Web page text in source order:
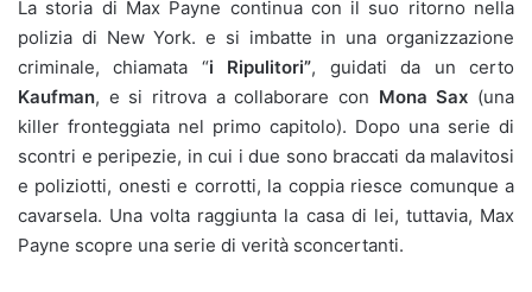
La storia di Max Payne continua con il suo ritorno nella
polizia di New York. e si imbatte in una organizzazione
criminale, chiamata “i Ripulitori”, guidati da un certo
Kaufman, e si ritrova a collaborare con Mona Sax (una
killer fronteggiata nel primo capitolo). Dopo una serie di
scontri e peripezie, in cui i due sono braccati da malavitosi
e poliziotti, onesti e corrotti, la coppia riesce comunque a
cavarsela. Una volta raggiunta la casa di lei, tuttavia, Max
Payne scopre una serie di verità sconcertanti.